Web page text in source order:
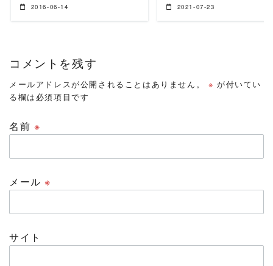
2016-06-14 2021-07-23
コメントを残す
メールアドレスが公開されることはありません。 ※ が付いてい
る欄は必須項目です
名前 ※
メール※
サイト